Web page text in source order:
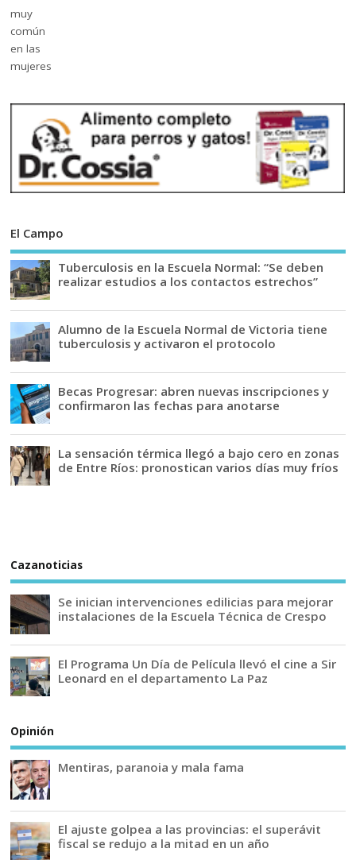
El Campo
Tuberculosis en la Escuela Normal: “Se deben
realizar estudios a los contactos estrechos”
Alumno de la Escuela Normal de Victoria tiene
tuberculosis y activaron el protocolo
Becas Progresar: abren nuevas inscripciones y
confirmaron las fechas para anotarse
La sensación térmica llegó a bajo cero en zonas
de Entre Ríos: pronostican varios días muy fríos
Cazanoticias
Se inician intervenciones edilicias para mejorar
instalaciones de la Escuela Técnica de Crespo
El Programa Un Día de Película llevó el cine a Sir
Leonard en el departamento La Paz
Opinión
Mentiras, paranoia y mala fama
El ajuste golpea a las provincias: el superávit
fiscal se redujo a la mitad en un año